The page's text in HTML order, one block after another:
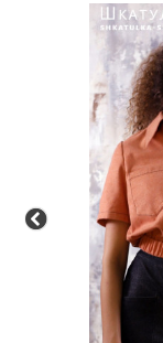
Previous